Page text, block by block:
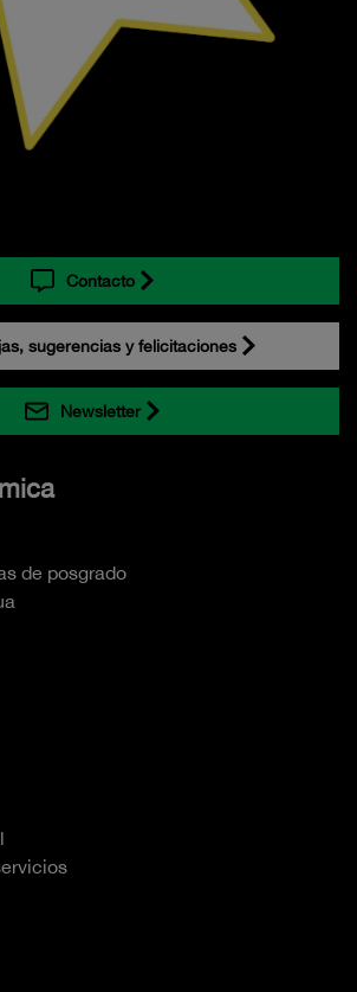
Contacto
sugerencias y felicitaciones
Newsletter
de posgrado